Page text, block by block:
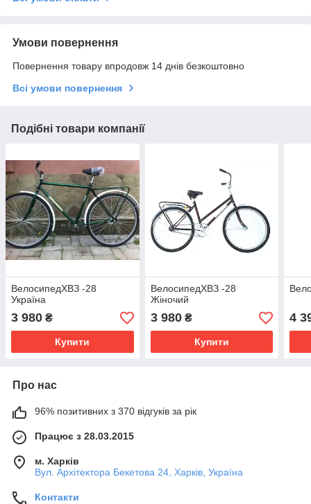
Умови повернення
Повернення товару впродовж 14 днів безкоштовно
Всі умови повернення
Подібні товари компанії
ВелосипедХВЗ -28
Україна
3 980 ₴
Купити
ВелосипедХВЗ -28
Жіночий
3 980₴
Купити
4
Про нас
96% позитивних з 370 відгуків за рік
Працює з 28.03.2015
м. Харків
Вул. Архітектора Бекетова 24, Харків, Україна
Контакти